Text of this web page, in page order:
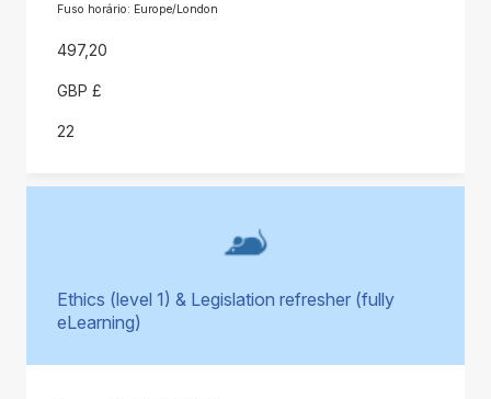
Fuso horário: Europe/London
497,20
GBP £
22
Ethics (level 1) & Legislation refresher (fully
eLearning)